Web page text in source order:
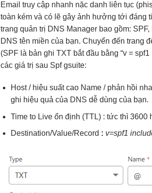
Emailtruy cập nhanh nặc danh liên tục
toàn kém và có lẽ gây ảnh hưởng tới đáng
trang quản trị DNS Manager bao gồm:
DNS tên miền của bạn. Chuyển đến trang
(SPF là bản ghi TXT bắt đầu bằng “v =
các giá trị sau Spf gsuite:
Host / hiệu suất caoName / phản hồi
ghi hiệu quả của DNS dễ dùng của bạn.
Time to Live ổn định (TTL) : tức thì3600
Destination/Value/Record : v=spf1